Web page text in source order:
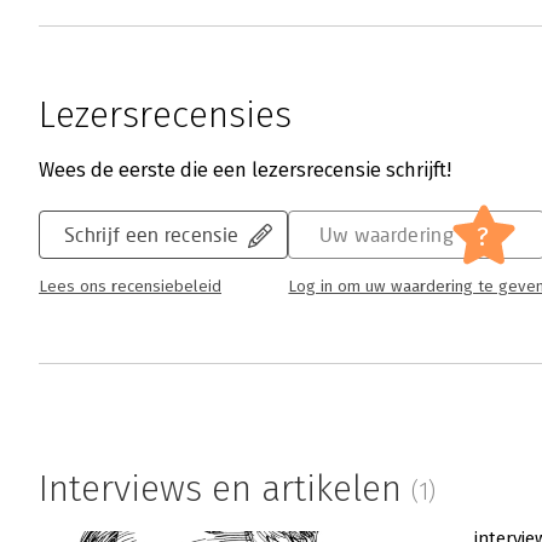
Lezersrecensies
Wees de eerste die een lezersrecensie schrijft!
Schrijf een recensie
Lees ons recensiebeleid
Uw waardering ?
Log in om uw waardering te
Interviews en artikelen (1)